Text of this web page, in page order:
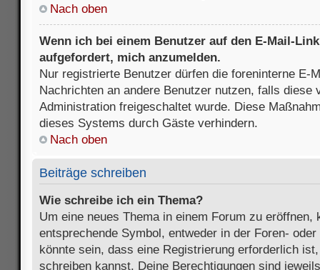
Nach oben
Wenn ich bei einem Benutzer auf den E-Mail-
aufgefordert, mich anzumelden.
Nur registrierte Benutzer dürfen die foreninterne E-
Nachrichten an andere Benutzer nutzen, falls diese
Administration freigeschaltet wurde. Diese
dieses Systems durch Gäste verhindern.
Nach oben
Beiträge schreiben
Wie schreibe ich ein Thema?
Um eine neues Thema in einem Forum zu eröffnen,
entsprechende Symbol, entweder in der Foren-
könnte sein, dass eine Registrierung erforderlich
schreiben kannst. Deine Berechtigungen sind